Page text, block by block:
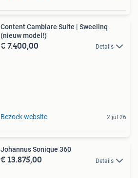
Content Cambiare Suite | Sweelinq
(nieuw model!)
€ 7.400,00 Details
Bezoek website 2 jul 26
Johannus Sonique 360
€ 13.875,00 Details